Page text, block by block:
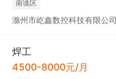
南谯区
滁州市屹鑫数控科技有限公司
焊工
4500-8000元/月